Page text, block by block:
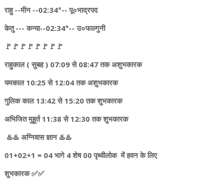
राहु --मीन --02:34°-- पू०भाद्रपद
केतु --- कन्या--02:34°-- उ०फाल्गुनी
🚩🚩🚩🚩🚩🚩🚩🚩
राहुकाल ( सुबह ) 07:09 से 08:47 तक अशुभकारक
यमकाल 10:25 से 12:04 तक अशुभकारक
गुलिक काल 13:42 से 15:20 तक शुभकारक
अभिजित मुहूर्त 11:38 से 12:30 तक शुभकारक
♨️♨️ अग्निवास ज्ञान ♨️♨️
01+02+1 = 04 भागे 4 शेष 00 पृथ्वीलोक में हवन के लिए
शुभकारक ✅✅